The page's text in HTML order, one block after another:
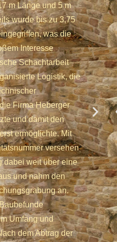
m Länge und 5 m
wurde bis zu 3,75
was die
Interesse
Schachtarbeit
Logistik, die
Firma Heberger
und damit den
ermöglichte. Mit
versehen
dabei weit über eine
und nahm den
an.
Umfang und
dem Abtrag der